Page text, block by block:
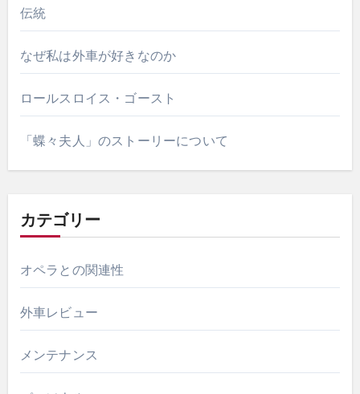
ー
シ
ン
伝統
なぜ私は外車が好きなのか
ロールスロイス・ゴースト
「蝶々夫人」のストーリーについて
カテゴリー
オペラとの関連性
外車レビュー
メンテナンス